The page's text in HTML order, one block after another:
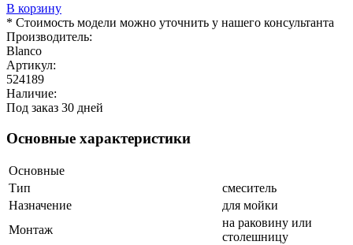
В корзину
* Стоимость модели можно уточнить у нашего консультанта
Производитель:
Blanco
Артикул:
524189
Наличие:
Под заказ 30 дней
Основные характеристики
Основные
Тип
смеситель
Назначение
для мойки
Монтаж
на раковину или
столешницу